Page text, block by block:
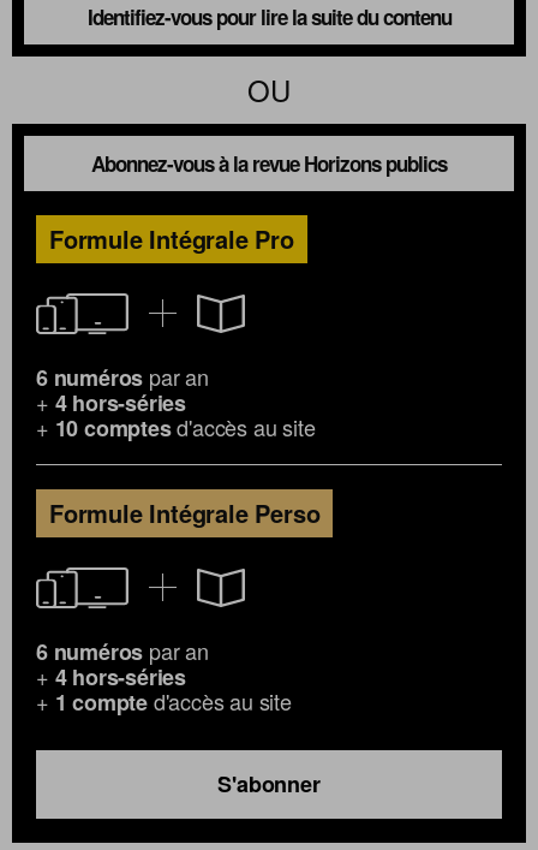
Identifiez-vous pour lire la suite du contenu
OU
Abonnez-vous à la revue Horizons publics
Formule Intégrale Pro
6 numéros par an
+ 4 hors-séries
+ 10 comptesd'accès au site
Formule Intégrale Perso
6 numéros par an
+ 4 hors-séries
+ 1 compted'accès au site
S'abonner